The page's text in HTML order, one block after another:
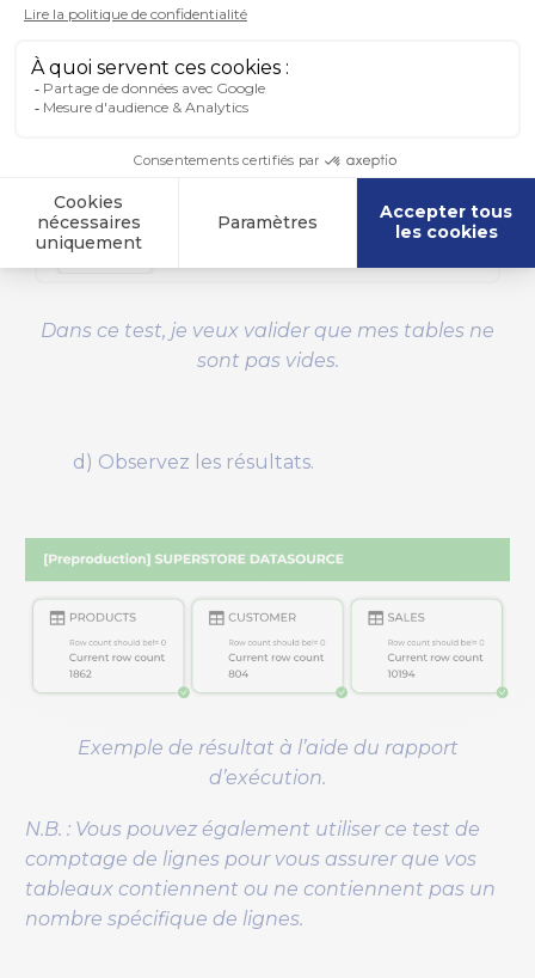
Dans ce test, je veux valider que mes tables ne
sont pas vides.
d) Observez les résultats.
Exemple de résultat à l’aide du rapport
d’exécution.
N.B. : Vous pouvez également utiliser ce test de
comptage de lignes pour vous assurer que vos
tableaux contiennent ou ne contiennent pas un
nombre spécifique de lignes.